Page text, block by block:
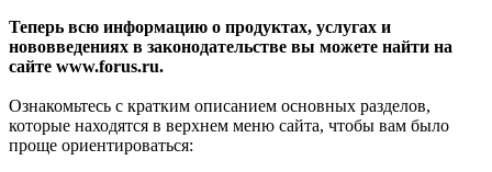
Теперь всю информацию о продуктах, услугах и
нововведениях в законодательстве вы можете найти на
сайте www.forus.ru.
Ознакомьтесь с кратким описанием основных разделов,
которые находятся в верхнем меню сайта, чтобы вам было
проще ориентироваться: